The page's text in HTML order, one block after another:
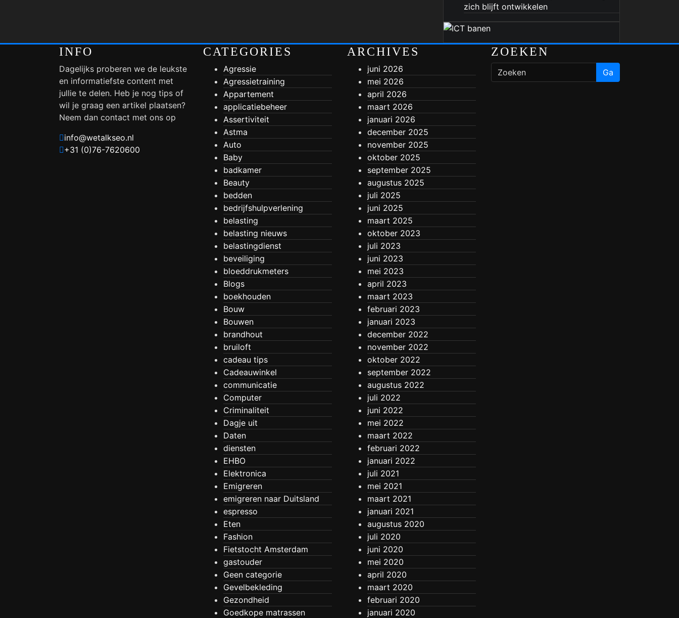
zich blijft ontwikkelen
INFO
Dagelijks proberen we de leukste
en informatiefste content met
jullie te delen. Heb je nog tips of
wil je graag een artikel plaatsen?
Neem dan contact met ons op
info@wetalkseo.nl
+31 (0)76-7620600
CATEGORIES
Agressie
Agressietraining
Appartement
applicatiebeheer
Assertiviteit
Astma
Auto
Baby
badkamer
Beauty
bedden
bedrijfshulpverlening
belasting
belasting nieuws
belastingdienst
beveiliging
bloeddrukmeters
Blogs
boekhouden
Bouw
Bouwen
brandhout
bruiloft
cadeau tips
Cadeauwinkel
communicatie
Computer
Criminaliteit
Dagje uit
Daten
diensten
EHBO
Elektronica
Emigreren
emigreren naar Duitsland
espresso
Eten
Fashion
Fietstocht Amsterdam
gastouder
Geen categorie
Gevelbekleding
Gezondheid
Goedkope matrassen
ARCHIVES
juni 2026
mei 2026
april 2026
maart 2026
januari 2026
december 2025
november 2025
oktober 2025
september 2025
augustus 2025
juli 2025
juni 2025
maart 2025
oktober 2023
juli 2023
juni 2023
mei 2023
april 2023
maart 2023
februari 2023
januari 2023
december 2022
november 2022
oktober 2022
september 2022
augustus 2022
juli 2022
juni 2022
mei 2022
maart 2022
februari 2022
januari 2022
juli 2021
mei 2021
maart 2021
januari 2021
augustus 2020
juli 2020
juni 2020
mei 2020
april 2020
maart 2020
februari 2020
januari 2020
ZOEKEN
Ga